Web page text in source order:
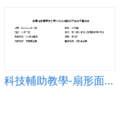
科技輔助教學-扇形面積教案